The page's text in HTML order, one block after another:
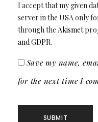
I accept that my given
server in the USA only
through the Akismet
and GDPR.
Save my name,
for the next time I